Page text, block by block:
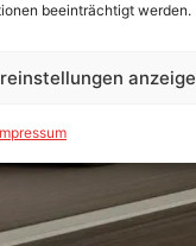
beeinträchtigt werden.